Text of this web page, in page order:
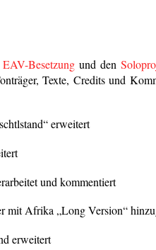
Besetzungund den
Texte, Credits und
erweitert
und kommentiert
mit Afrika „Long Version“
erweitert